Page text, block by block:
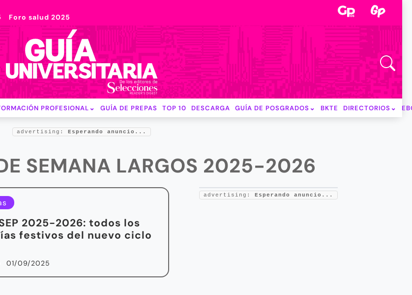
Foro salud 2025
PROFESIONAL GUÍA DE PREPAS TOP 10 DESCARGA GUÍA DE POSGRADOS BKTE DIRECTORIOS
advertising: Esperando anuncio...
SEMANA LARGOS 2025-2026
2025-2026: todos los
festivos del nuevo ciclo
01/09/2025
advertising: Esperando anuncio...